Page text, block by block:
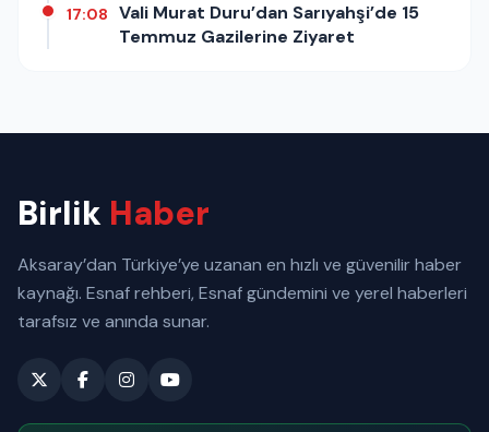
17:08
Vali Murat Duru’dan Sarıyahşi’de 15
Temmuz Gazilerine Ziyaret
Birlik Haber
Aksaray’dan Türkiye’ye uzanan en hızlı ve güvenilir haber
kaynağı. Esnaf rehberi, Esnaf gündemini ve yerel haberleri
tarafsız ve anında sunar.